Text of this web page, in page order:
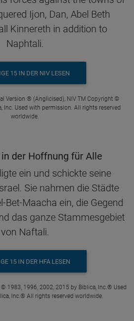
Ijon, Dan, Abel Beth
Kinnereth in addition to
Naphtali.
15 IN DER NIV LESEN
Version ® (Anglicised), NIV TM Copyright ©
Inc. Used with permission. All rights reserved
worldwide.
der Hoffnung für Alle
ein und schickte seine
Sie nahmen die Städte
Bet-Maacha ein, die Gegend
das ganze Stammesgebiet
von Naftali.
15 IN DER HFA LESEN
1983, 1996, 2002, 2015 by Biblica, Inc.® Used
Inc.® All rights reserved worldwide.